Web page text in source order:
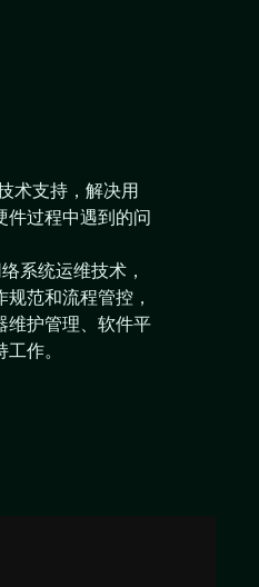
术支持，解决用
件过程中遇到的问
系统运维技术，
范和流程管控，
维护管理、软件平
作。